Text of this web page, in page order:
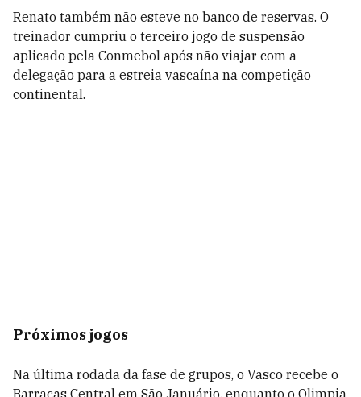
Renato também não esteve no banco de reservas. O
treinador cumpriu o terceiro jogo de suspensão
aplicado pela Conmebol após não viajar com a
delegação para a estreia vascaína na competição
continental.
Próximos jogos
Na última rodada da fase de grupos, o Vasco recebe o
Barracas Central em São Januário, enquanto o Olimpia